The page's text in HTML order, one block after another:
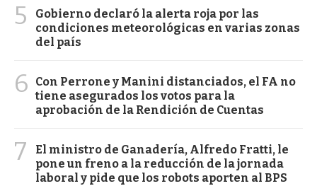
5
Gobierno declaró la alerta roja por las
condiciones meteorológicas en varias zonas
del país
6
Con Perrone y Manini distanciados, el FA no
tiene asegurados los votos para la
aprobación de la Rendición de Cuentas
7
El ministro de Ganadería, Alfredo Fratti, le
pone un freno a la reducción de la jornada
laboral y pide que los robots aporten al BPS